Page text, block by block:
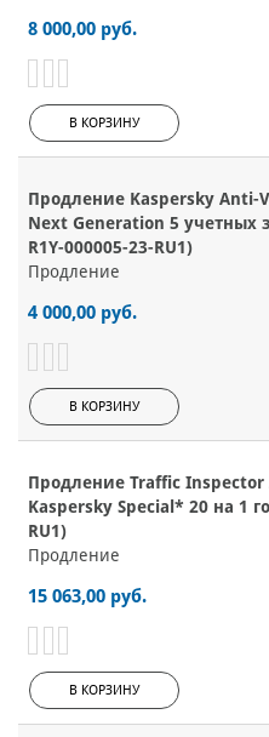
8 000,00 руб.
В КОРЗИНУ
Продление Kaspersky Anti-
Next Generation 5 учетных
R1Y-000005-23-RU1)
Продление
4 000,00 руб.
В КОРЗИНУ
Продление Traffic
Kaspersky Special* 20 на 1
RU1)
Продление
15 063,00 руб.
В КОРЗИНУ